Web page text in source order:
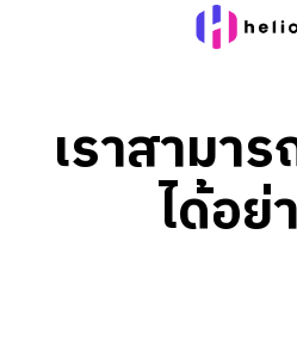
เราสามา
ได้อย่